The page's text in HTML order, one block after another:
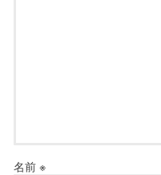
名前※